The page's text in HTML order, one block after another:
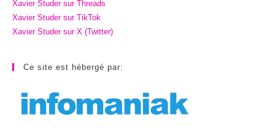
Xavier Studer sur Threads
Xavier Studer sur TikTok
Xavier Studer sur X (Twitter)
Ce site est hébergé par: